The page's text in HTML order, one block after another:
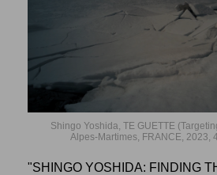
Shingo Yoshida, TE GUETTE
Alpes-Martimes, FRANCE, 2023,
"SHINGO YOSHIDA: FINDING